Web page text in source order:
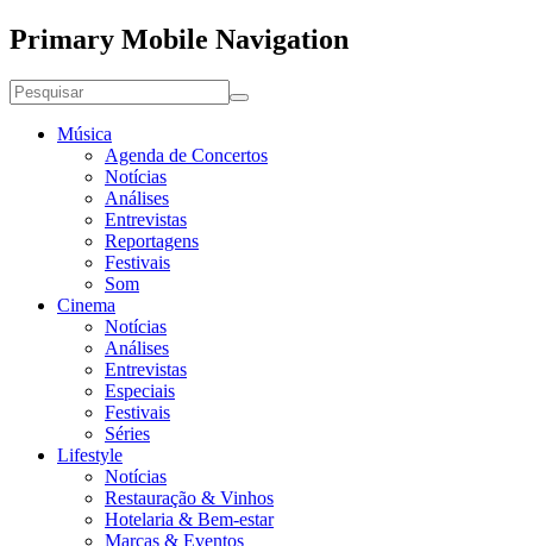
Primary Mobile Navigation
Música
Agenda de Concertos
Notícias
Análises
Entrevistas
Reportagens
Festivais
Som
Cinema
Notícias
Análises
Entrevistas
Especiais
Festivais
Séries
Lifestyle
Notícias
Restauração & Vinhos
Hotelaria & Bem-estar
Marcas & Eventos